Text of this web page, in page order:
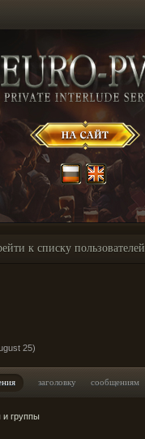
к списку пользователей
25)
заголовку сообщениям
и группы